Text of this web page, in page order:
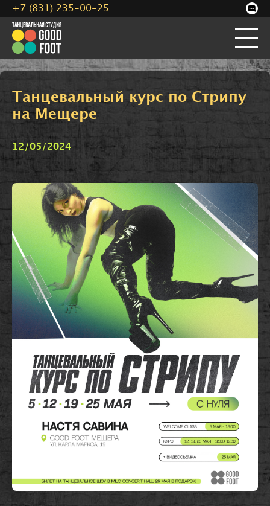
Танцевальный курс по Стрипу
на Мещере
12/05/2024
+7 (831) 235-00-25